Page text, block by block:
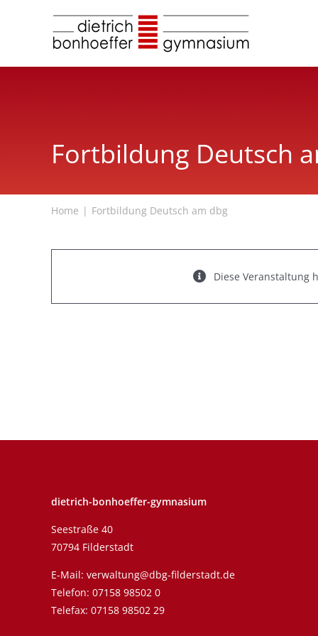
Fortbildung Deutsch
Home Fortbildung Deutsch am dbg
Diese Veranstaltung
dietrich-bonhoeffer-gymnasium
Seestraße 40
70794 Filderstadt
E-Mail: verwaltung@dbg-filderstadt.de
Telefon: 07158 98502 0
Telefax: 07158 98502 29